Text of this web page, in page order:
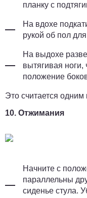
планку с
На вдохе
рукой об пол
На выдохе
вытягивая ноги,
положение
Это считается
10. Отжимания
Начните с
параллельны
сиденье стула.